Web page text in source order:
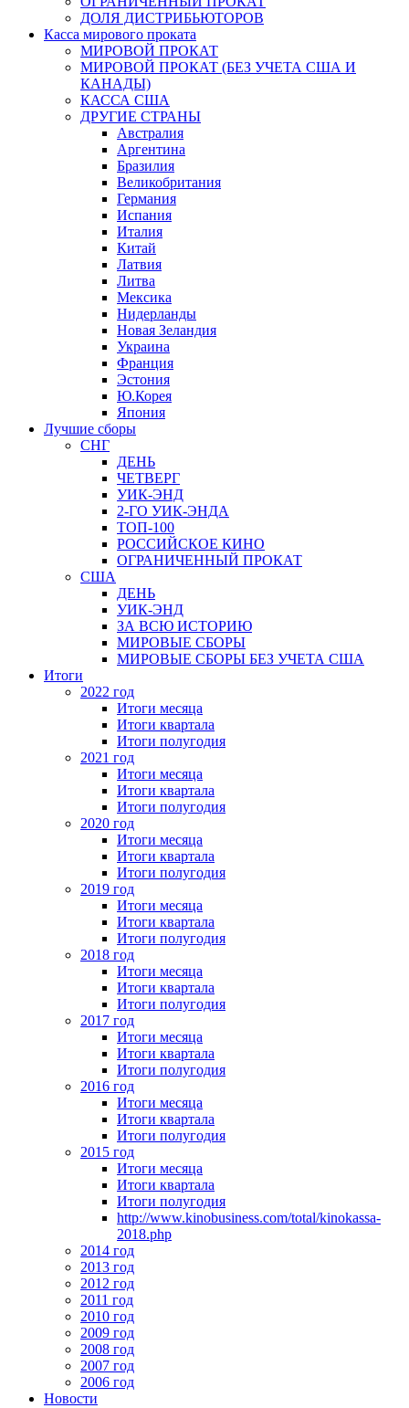
ДОЛЯ ДИСТРИБЬЮТОРОВ
Касса мирового проката
МИРОВОЙ ПРОКАТ
МИРОВОЙ ПРОКАТ (БЕЗ УЧЕТА США И
КАНАДЫ)
КАССА США
ДРУГИЕ СТРАНЫ
Австралия
Аргентина
Бразилия
Великобритания
Германия
Испания
Италия
Китай
Латвия
Литва
Мексика
Нидерланды
Новая Зеландия
Украина
Франция
Эстония
Ю.Корея
Япония
Лучшие сборы
СНГ
ДЕНЬ
ЧЕТВЕРГ
УИК-ЭНД
2-ГО УИК-ЭНДА
ТОП-100
РОССИЙСКОЕ КИНО
ОГРАНИЧЕННЫЙ ПРОКАТ
США
ДЕНЬ
УИК-ЭНД
ЗА ВСЮ ИСТОРИЮ
МИРОВЫЕ СБОРЫ
МИРОВЫЕ СБОРЫ БЕЗ УЧЕТА США
Итоги
2022 год
Итоги месяца
Итоги квартала
Итоги полугодия
2021 год
Итоги месяца
Итоги квартала
Итоги полугодия
2020 год
Итоги месяца
Итоги квартала
Итоги полугодия
2019 год
Итоги месяца
Итоги квартала
Итоги полугодия
2018 год
Итоги месяца
Итоги квартала
Итоги полугодия
2017 год
Итоги месяца
Итоги квартала
Итоги полугодия
2016 год
Итоги месяца
Итоги квартала
Итоги полугодия
2015 год
Итоги месяца
Итоги квартала
Итоги полугодия
http://www.kinobusiness.com/total/kinokassa-
2018.php
2014 год
2013 год
2012 год
2011 год
2010 год
2009 год
2008 год
2007 год
2006 год
Новости